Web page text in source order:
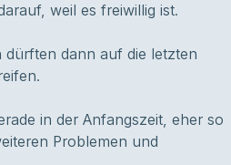
weil es freiwillig ist.
dürften dann auf die letzten
in der Anfangszeit, eher so
Problemen und